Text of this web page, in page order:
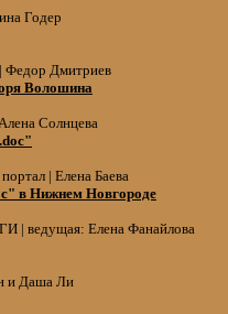
Годер
Федор Дмитриев
Волошина
Солнцева
| Елена Баева
в Нижнем Новгороде
| ведущая: Елена Фанайлова
и Даша Ли